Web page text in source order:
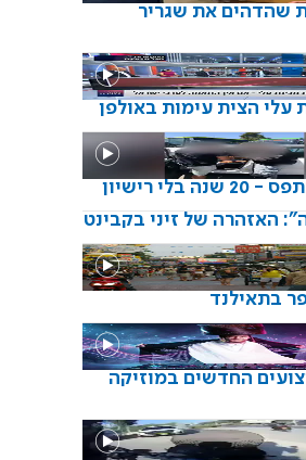
שהדהים את שגריר
עלי הצית עימות באולפן
בלי רישיון
האזהרה של זיני בקבינט
בתאילנד
החדשים במוזיקה